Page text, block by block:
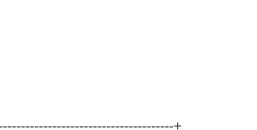
+